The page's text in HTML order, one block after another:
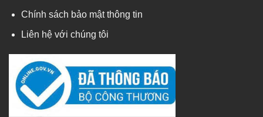
Chính sách bảo mật thông tin
Liên hệ với chúng tôi